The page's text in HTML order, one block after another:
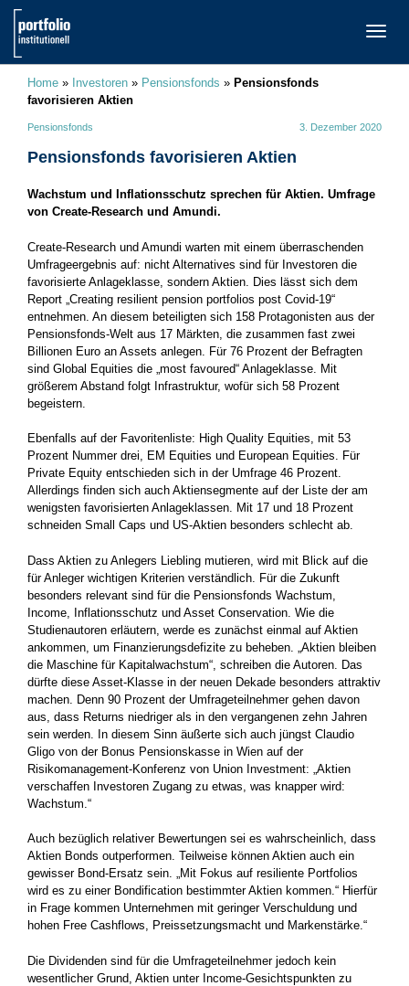
Home » Investoren » Pensionsfonds » Pensionsfonds
favorisieren Aktien
Pensionsfonds 3. Dezember 2020
Pensionsfonds favorisieren Aktien
Wachstum und Inflationsschutz sprechen für Aktien. Umfrage
von Create-Research und Amundi.
Create-Research und Amundi warten mit einem überraschenden
Umfrageergebnis auf: nicht Alternatives sind für Investoren die
favorisierte Anlageklasse, sondern Aktien. Dies lässt sich dem
Report „Creating resilient pension portfolios post Covid-19“
entnehmen. An diesem beteiligten sich 158 Protagonisten aus der
Pensionsfonds-Welt aus 17 Märkten, die zusammen fast zwei
Billionen Euro an Assets anlegen. Für 76 Prozent der Befragten
sind Global Equities die „most favoured“ Anlageklasse. Mit
größerem Abstand folgt Infrastruktur, wofür sich 58 Prozent
begeistern.
Ebenfalls auf der Favoritenliste: High Quality Equities, mit 53
Prozent Nummer drei, EM Equities und European Equities. Für
Private Equity entschieden sich in der Umfrage 46 Prozent.
Allerdings finden sich auch Aktiensegmente auf der Liste der am
wenigsten favorisierten Anlageklassen. Mit 17 und 18 Prozent
schneiden Small Caps und US-Aktien besonders schlecht ab.
Dass Aktien zu Anlegers Liebling mutieren, wird mit Blick auf die
für Anleger wichtigen Kriterien verständlich. Für die Zukunft
besonders relevant sind für die Pensionsfonds Wachstum,
Income, Inflationsschutz und Asset Conservation. Wie die
Studienautoren erläutern, werde es zunächst einmal auf Aktien
ankommen, um Finanzierungsdefizite zu beheben. „Aktien bleiben
die Maschine für Kapitalwachstum“, schreiben die Autoren. Das
dürfte diese Asset-Klasse in der neuen Dekade besonders attraktiv
machen. Denn 90 Prozent der Umfrageteilnehmer gehen davon
aus, dass Returns niedriger als in den vergangenen zehn Jahren
sein werden. In diesem Sinn äußerte sich auch jüngst Claudio
Gligo von der Bonus Pensionskasse in Wien auf der
Risikomanagement-Konferenz von Union Investment: „Aktien
verschaffen Investoren Zugang zu etwas, was knapper wird:
Wachstum.“
Auch bezüglich relativer Bewertungen sei es wahrscheinlich, dass
Aktien Bonds outperformen. Teilweise können Aktien auch ein
gewisser Bond-Ersatz sein. „Mit Fokus auf resiliente Portfolios
wird es zu einer Bondification bestimmter Aktien kommen.“ Hierfür
in Frage kommen Unternehmen mit geringer Verschuldung und
hohen Free Cashflows, Preissetzungsmacht und Markenstärke.“
Die Dividenden sind für die Umfrageteilnehmer jedoch kein
wesentlicher Grund, Aktien unter Income-Gesichtspunkten zu